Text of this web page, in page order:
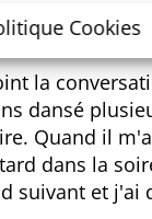
Cookies
région.
la
dansé
Quand il
dans la
suivant et j'ai